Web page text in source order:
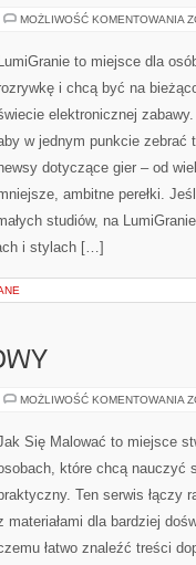
MOŻLIWOŚĆ KOMENTOWANIA
LumiGranie to miejsce dla
i chcą być na
elektronicznej
w jednym punkcie zebrać
dotyczące gier – od
ambitne perełki.
studiów, na
i stylach […]
MOŻLIWOŚĆ KOMENTOWANIA
Się Malować to miejsce
które chcą nauczyć
Ten serwis łączy
materiałami dla bardziej
łatwo znaleźć treści